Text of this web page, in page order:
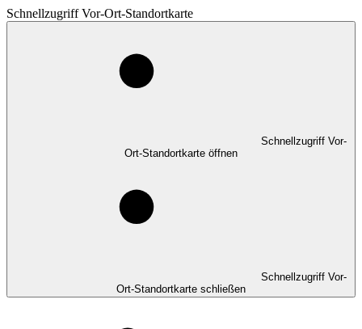
Schnellzugriff Vor-Ort-Standortkarte
Schnellzugriff Vor-
Ort-Standortkarte öffnen
Schnellzugriff Vor-
Ort-Standortkarte schließen